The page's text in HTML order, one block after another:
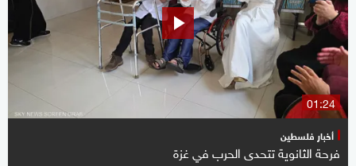
01:24
أخبار فلسطين
فرحة الثانوية تتحدى الحرب في غزة